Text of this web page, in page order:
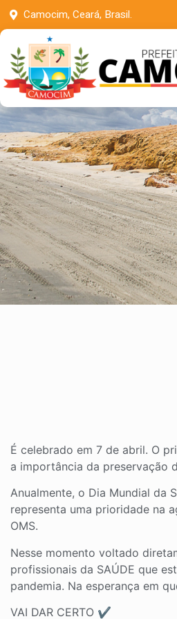
Camocim, Ceará, Brasil.
É celebrado em 7 de abril. O
a importância da preservação
Anualmente, o Dia Mundial da
representa uma prioridade na
OMS.
Nesse momento voltado
profissionais da SAÚDE que
pandemia. Na esperança em
VAI DAR CERTO ✔